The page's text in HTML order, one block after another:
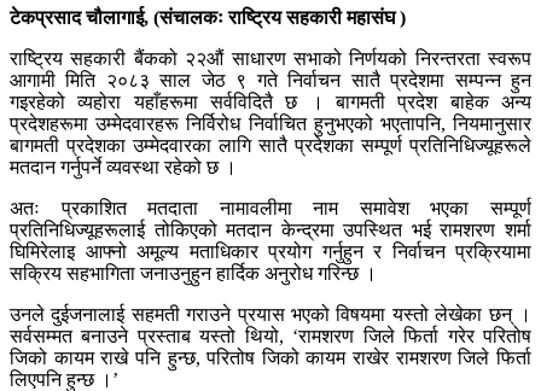
टेकप्रसाद चौलागाई, (संचालकः राष्ट्रिय सहकारी महासंघ )
राष्ट्रिय सहकारी बैंकको २२औं साधारण सभाको निर्णयको निरन्तरता स्वरूप
आगामी मिति २०८३ साल जेठ ९ गते निर्वाचन सातै प्रदेशमा सम्पन्न हुन
गइरहेको व्यहोरा यहाँहरूमा सर्वविदितै छ । बागमती प्रदेश बाहेक अन्य
प्रदेशहरूमा उम्मेदवारहरू निर्विरोध निर्वाचित हुनुभएको भएतापनि, नियमानुसार
बागमती प्रदेशका उम्मेदवारका लागि सातै प्रदेशका सम्पूर्ण प्रतिनिधिज्यूहरूले
मतदान गर्नुपर्ने व्यवस्था रहेको छ ।
अतः प्रकाशित मतदाता नामावलीमा नाम समावेश भएका सम्पूर्ण
प्रतिनिधिज्यूहरूलाई तोकिएको मतदान केन्द्रमा उपस्थित भई रामशरण शर्मा
घिमिरेलाइ आफ्नो अमूल्य मताधिकार प्रयोग गर्नुहुन र निर्वाचन प्रक्रियामा
सक्रिय सहभागिता जनाउनुहुन हार्दिक अनुरोध गरिन्छ ।
उनले दुईजनालाई सहमती गराउने प्रयास भएको विषयमा यस्तो लेखेका छन् ।
सर्वसम्मत बनाउने प्रस्ताब यस्तो थियो, ‘रामशरण जिले फिर्ता गरेर परितोष
जिको कायम राखे पनि हुन्छ, परितोष जिको कायम राखेर रामशरण जिले फिर्ता
लिएपनि हुन्छ ।’